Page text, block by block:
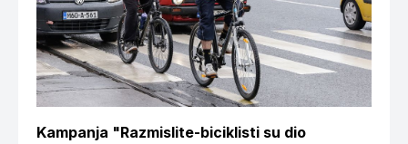
Kampanja "Razmislite-biciklisti su dio